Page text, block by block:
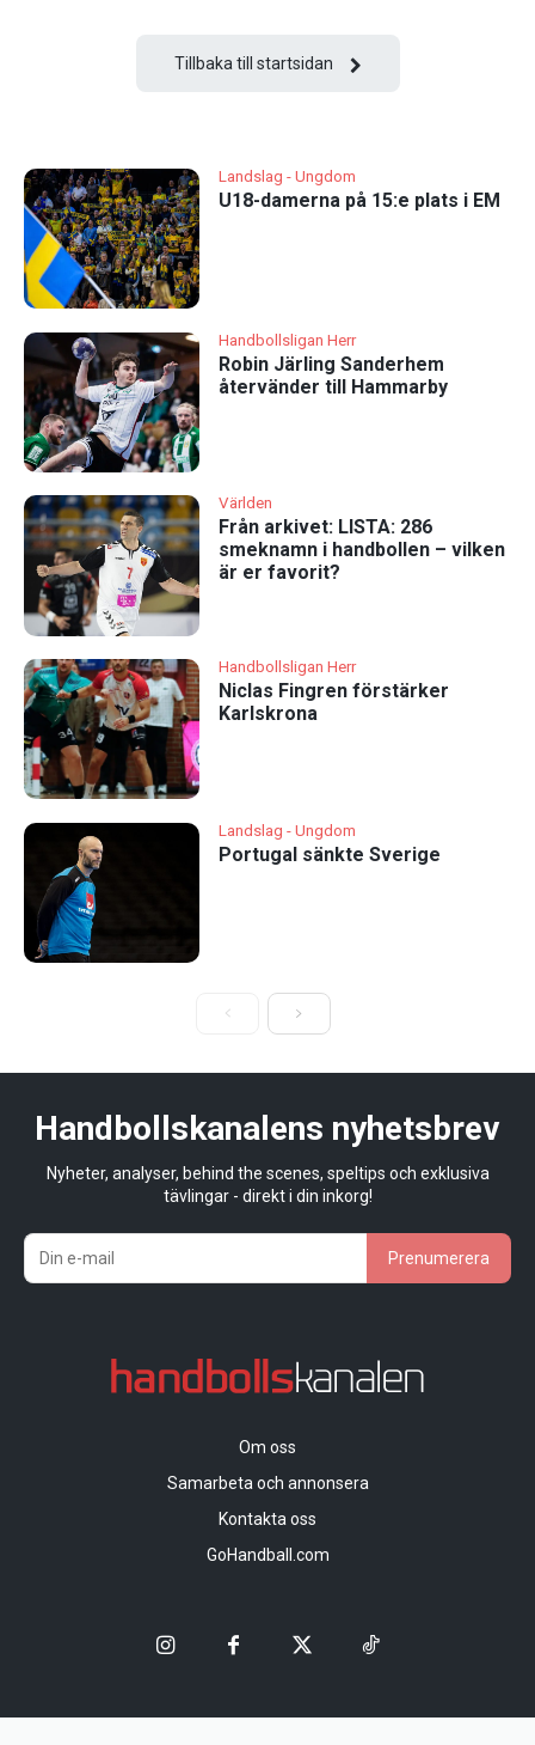
Tillbaka till startsidan
Landslag - Ungdom
U18-damerna på 15:e plats i EM
Handbollsligan Herr
Robin Järling Sanderhem
återvänder till Hammarby
Världen
Från arkivet: LISTA: 286
smeknamn i handbollen – vilken
är er favorit?
Handbollsligan Herr
Niclas Fingren förstärker
Karlskrona
Landslag - Ungdom
Portugal sänkte Sverige
Handbollskanalens nyhetsbrev
Nyheter, analyser, behind the scenes, speltips och exklusiva
tävlingar - direkt i din inkorg!
Prenumerera
Om oss
Samarbeta och annonsera
Kontakta oss
GoHandball.com